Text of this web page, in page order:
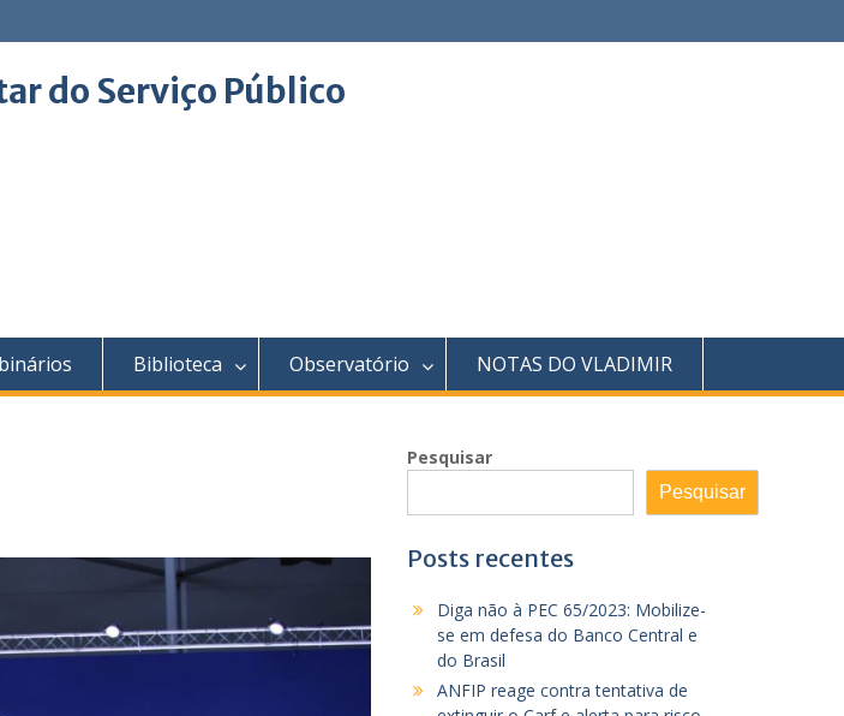
do Serviço Público
Biblioteca Observatório NOTAS DO VLADIMIR
Pesquisar
Pesquisar
Posts recentes
Diga não à PEC 65/2023: Mobilize-
se em defesa do Banco Central e
do Brasil
ANFIP reage contra tentativa de